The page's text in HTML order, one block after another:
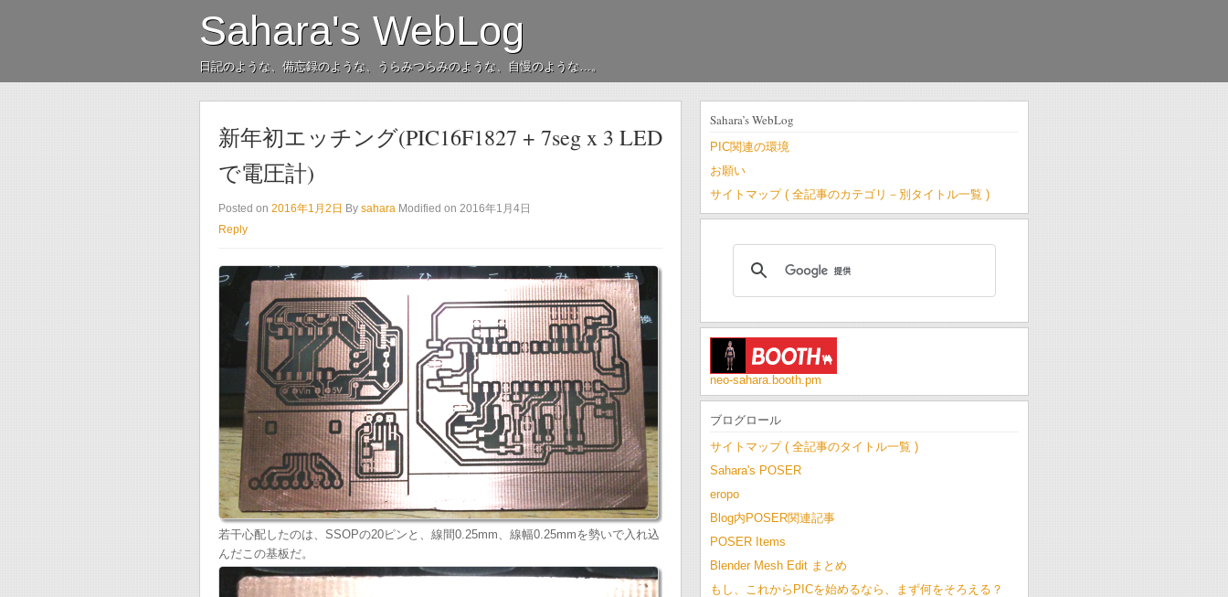
Sahara's WebLog
日記のような、備忘録のような、うらみつらみのような、自慢のような…。
新年初エッチング(PIC16F1827 + 7seg x 3 LED
で電圧計)
Posted on 2016年1月2日 By sahara Modified on 2016年1月4日
Reply
若干心配したのは、SSOPの20ピンと、線間0.25mm、線幅0.25mmを勢いで入れ込
んだこの基板だ。
Sahara’s WebLog
PIC関連の環境
お願い
サイトマップ ( 全記事のカテゴリ－別タイトル一覧 )
neo-sahara.booth.pm
ブログロール
サイトマップ ( 全記事のタイトル一覧 )
Sahara's POSER
eropo
Blog内POSER関連記事
POSER Items
Blender Mesh Edit まとめ
もし、これからPICを始めるなら、まず何をそろえる？